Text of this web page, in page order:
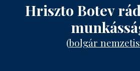
Hriszto Botev
(bolgár